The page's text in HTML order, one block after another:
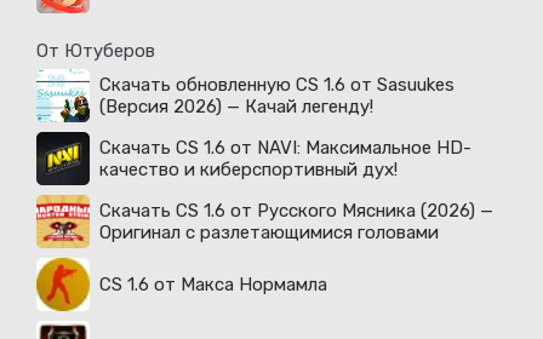
От Ютуберов
Скачать обновленную CS 1.6 от Sasuukes
(Версия 2026) — Качай легенду!
Скачать CS 1.6 от NAVI: Максимальное HD-
качество и киберспортивный дух!
Скачать CS 1.6 от Русского Мясника (2026) —
Оригинал с разлетающимися головами
CS 1.6 от Макса Нормамла